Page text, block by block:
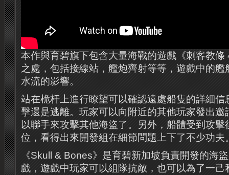
本作與育碧旗下包含大量海戰的遊戲《刺客教條
之處，包括接線站，艦炮齊射等等，遊戲中的
水流的影響。
站在桅杆上進行瞭望可以確認遠處船隻的詳細信
擊還是逃離。玩家可以向附近的其他玩家發出
以聯手來攻擊其他海盜了。另外，船體受到攻
位，看得出來開發組在細節問題上下了不少功夫
《Skull & Bones》是育碧新加坡負責開發的海
戲，遊戲中玩家可以組隊抗敵，也可以為了一